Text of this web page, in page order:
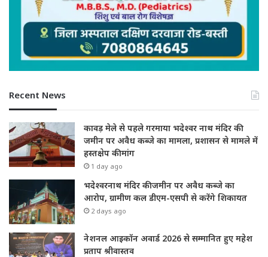
Recent News
कावड़ मेले से पहले गरमाया भदेश्वर नाथ मंदिर की
जमीन पर अवैध कब्जे का मामला, प्रशासन से मामले में
हस्तक्षेप की मांग
1 day ago
भदेश्वरनाथ मंदिर की जमीन पर अवैध कब्जे का
आरोप, ग्रामीण कल डीएम-एसपी से करेंगे शिकायत
2 days ago
नेशनल आइकॉन अवार्ड 2026 से सम्मानित हुए महेश
प्रताप श्रीवास्तव